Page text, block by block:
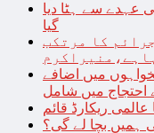
عہدے سے ہٹا دیا
گیا
کا مرتکب
میں اضافے
احتجاج میں شامل
ہمیں بچا لے گی؟